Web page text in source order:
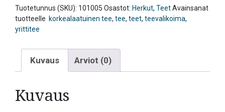
Tuotetunnus (SKU): 101005 Osastot: Herkut, TeetAvainsanat
tuotteelle korkealaatuinen tee, tee, teet, teevalikoima,
yrittitee
Kuvaus Arviot (0)
Kuvaus